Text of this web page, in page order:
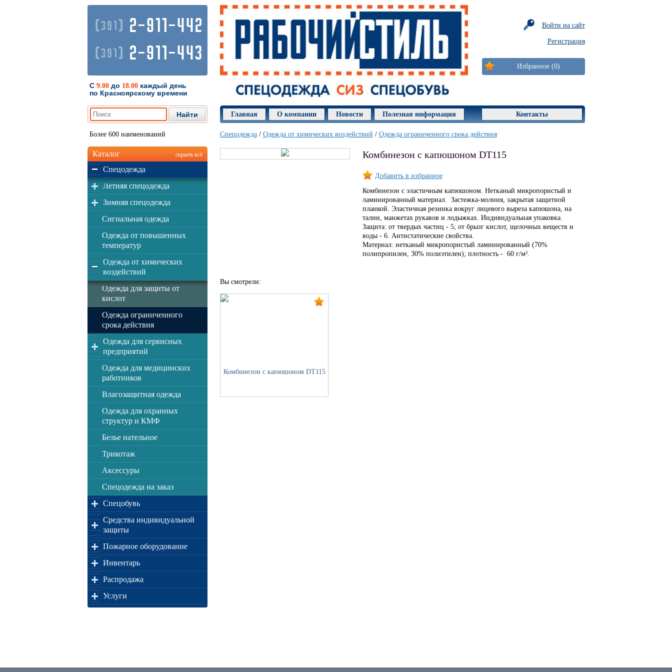
(391) 2-911-442
(391) 2-911-443
С 9.00до 18.00каждый день
по Красноярскому времени
Войти на сайт
Регистрация
Избранное (0)
Главная О компании Новости Полезная информация Контакты
Более 600 наименований
Каталог скрыть всё
Спецодежда
Летняя спецодежда
Зимняя спецодежда
Сигнальная одежда
Одежда от повышенных
температур
Одежда от химических
воздействий
Одежда для защиты от
кислот
Одежда ограниченного
срока действия
Одежда для сервисных
предприятий
Одежда для медицинских
работников
Влагозащитная одежда
Одежда для охранных
структур и КМФ
Белье нательное
Трикотаж
Аксессуры
Спецодежда на заказ
Спецобувь
Средства индивидуальной
защиты
Пожарное оборудование
Инвентарь
Распродажа
Услуги
Спецодежда/ Одежда от химических воздействий / Одежда ограниченного срока действия
Комбинезон с капюшоном DT115
Добавить в избранное
Комбинезон с эластичным капюшоном. Нетканый микропористый и
ламинированный материал. Застежка-молния, закрытая защитной
планкой. Эластичная резинка вокруг лицевого выреза капюшона, на
талии, манжетах рукавов и лодыжках. Индивидуальная упаковка.
Защита: от твердых частиц - 5; от брызг кислот, щелочных веществ и
воды - 6. Антистатические свойства.
Материал: нетканый микропористый ламинированный (70%
полипропилен, 30% полиэтилен); плотность - 60 г/м².
Вы смотрели:
Комбинезон с капюшоном DT115